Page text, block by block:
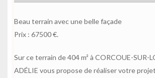
Beau terrain avec une belle façade
Prix : 67500 €.
Sur ce terrain de 404 m² à CORCOUE-SUR-
ADÉLIE vous propose de réaliser votre